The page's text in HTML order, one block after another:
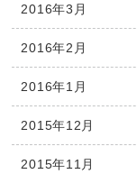
2016年3月
2016年2月
2016年1月
2015年12月
2015年11月